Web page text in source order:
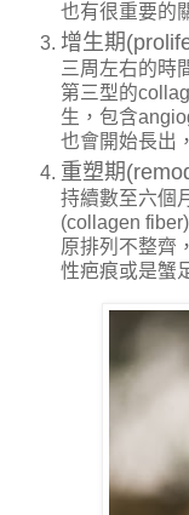
也有很重要的
增生期(
三周左右的時
第三型的
生，包含
也會開始長出
重塑期
持續數至六個
(collagen fiber
原排列不整齊
性疤痕或是蟹